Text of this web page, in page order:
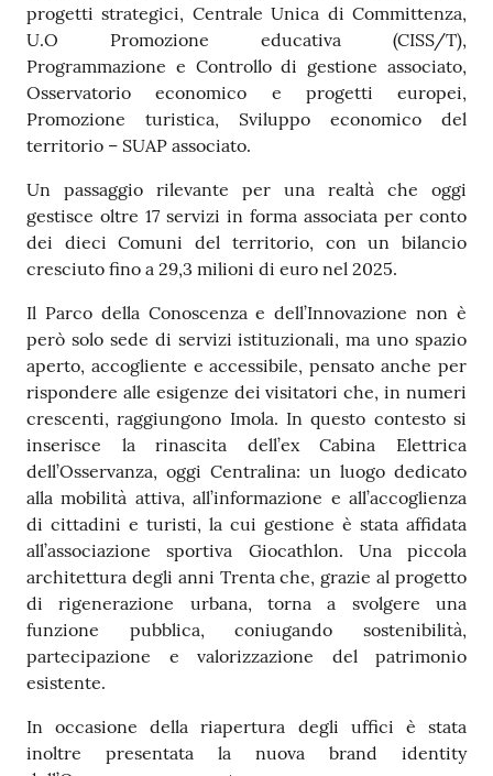
progetti strategici, Centrale Unica di Committenza,
U.O Promozione educativa (CISS/T),
Programmazione e Controllo di gestione associato,
Osservatorio economico e progetti europei,
Promozione turistica, Sviluppo economico del
territorio – SUAP associato.
Un passaggio rilevante per una realtà che oggi
gestisce oltre 17 servizi in forma associata per conto
dei dieci Comuni del territorio, con un bilancio
cresciuto fino a 29,3 milioni di euro nel 2025.
Il Parco della Conoscenza e dell’Innovazione non è
però solo sede di servizi istituzionali, ma uno spazio
aperto, accogliente e accessibile, pensato anche per
rispondere alle esigenze dei visitatori che, in numeri
crescenti, raggiungono Imola. In questo contesto si
inserisce la rinascita dell’ex Cabina Elettrica
dell’Osservanza, oggi Centralina: un luogo dedicato
alla mobilità attiva, all’informazione e all’accoglienza
di cittadini e turisti, la cui gestione è stata affidata
all’associazione sportiva Giocathlon. Una piccola
architettura degli anni Trenta che, grazie al progetto
di rigenerazione urbana, torna a svolgere una
funzione pubblica, coniugando sostenibilità,
partecipazione e valorizzazione del patrimonio
esistente.
In occasione della riapertura degli uffici è stata
inoltre presentata la nuova brand identity